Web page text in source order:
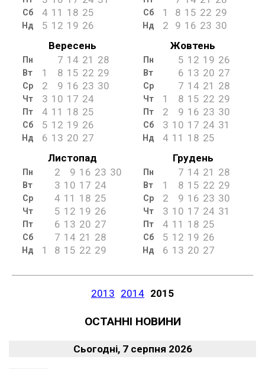
Сб 4 11 18 25
Нд 5 12 19 26
Сб 1 8 15 22 29
Нд 2 9 16 23 30
Вересень
Пн 7 14 21 28
Вт 1 8 15 22 29
Ср 2 9 16 23 30
Чт 3 10 17 24
Пт 4 11 18 25
Сб 5 12 19 26
Нд 6 13 20 27
Жовтень
Пн 5 12 19 26
Вт 6 13 20 27
Ср 7 14 21 28
Чт 1 8 15 22 29
Пт 2 9 16 23 30
Сб 3 10 17 24 31
Нд 4 11 18 25
Листопад
Пн 2 9 16 23 30
Вт 3 10 17 24
Ср 4 11 18 25
Чт 5 12 19 26
Пт 6 13 20 27
Сб 7 14 21 28
Нд 1 8 15 22 29
Грудень
Пн 7 14 21 28
Вт 1 8 15 22 29
Ср 2 9 16 23 30
Чт 3 10 17 24 31
Пт 4 11 18 25
Сб 5 12 19 26
Нд 6 13 20 27
2013 2014 2015
ОСТАННІ НОВИНИ
Сьогодні, 7 серпня 2026